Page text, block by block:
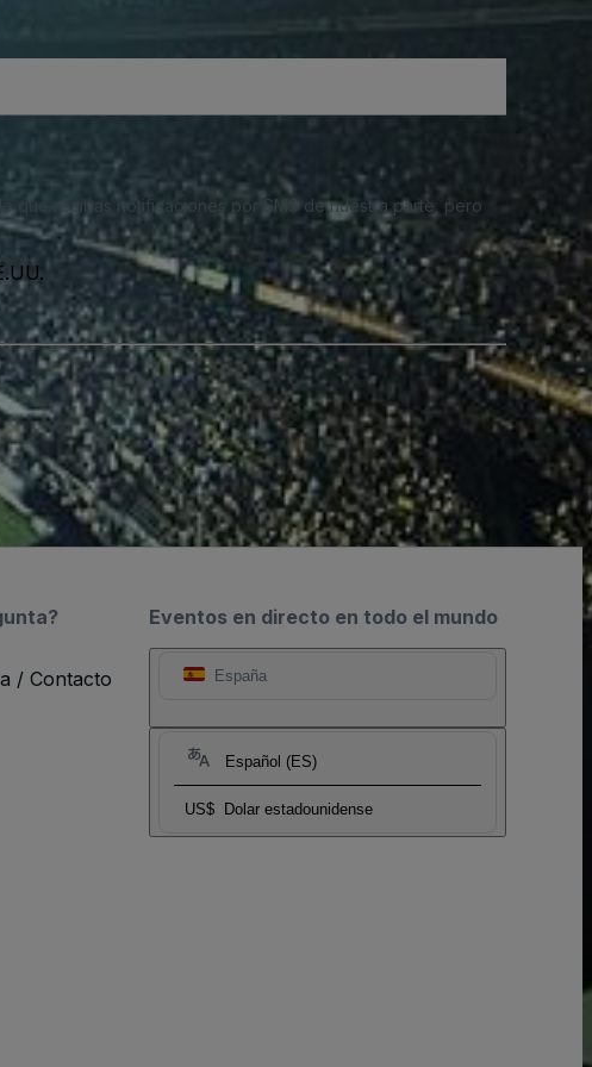
que recibas notificaciones por SMS de nuestra parte, pero
Eventos en directo en todo el mundo
España
Español (ES)
US$ Dolar estadounidense
/ Contacto